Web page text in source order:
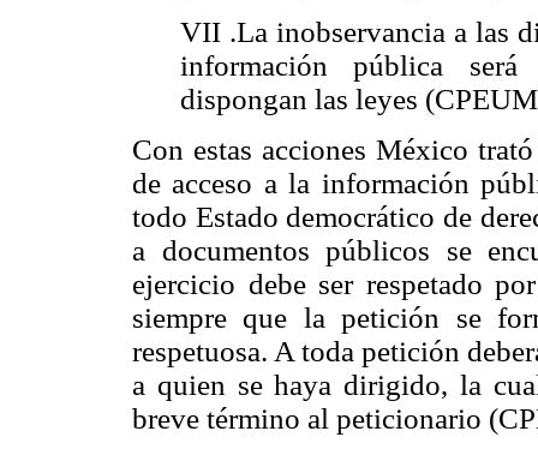
VII .La inobservancia a las
información pública
dispongan las leyes
Con estas acciones México
de acceso a la información
todo Estado democrático de
a documentos públicos se
ejercicio debe ser respetado
siempre que la petición se
respetuosa. A toda petición
a quien se haya dirigido, la
breve término al peticionario